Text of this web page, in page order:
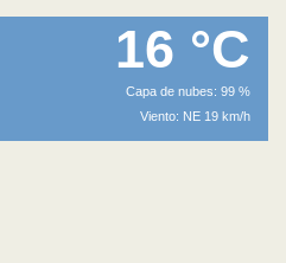
16 °C
Capa de nubes: 99 %
Viento: NE 19 km/h